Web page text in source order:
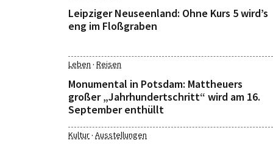
Leipziger Neuseenland: Ohne Kurs 5 wird’s
eng im Floßgraben
Leben · Reisen
Monumental in Potsdam: Mattheuers
großer „Jahrhundertschritt“ wird am 16.
September enthüllt
Kultur· Ausstellungen